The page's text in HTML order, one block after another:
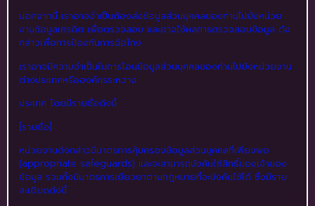
นอกจากนี้ เราอาจจำเป็นต้องส่งข้อมูลส่วนบุคคลของท่านไปยังหน่วย
งานข้อมูลเครดิต เพื่อตรวจสอบ และอาจใช้ผลการตรวจสอบข้อมูล ดัง
กล่าวเพื่อการป้องกันการฉ้อโกง
เราอาจมีความจำเป็นในการโอนข้อมูลส่วนบุคคลของท่านไปยังหน่วยงาน
ต่างประเทศหรือองค์กรระหว่าง
ประเทศ โดยมีรายชื่อดังนี้
[รายชื่อ]
หน่วยงานดังกล่าวมีมาตรการคุ้มครองข้อมูลส่วนบุคคลที่เพียงพอ
(appropriate safeguards) และจะสามารถบังคับใช้สิทธิ์ของเจ้าของ
ข้อมูล รวมทั้งมีมาตรการเยียวยาตามกฎหมายที่จะบังคับใช้ได้ ซึ่งมีราย
ละเอียดดังนี้